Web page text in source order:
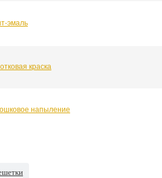
эмаль
краска
напыление